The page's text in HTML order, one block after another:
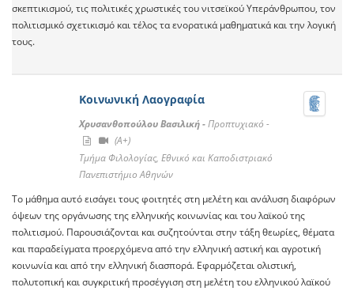
σκεπτικισμού, τις πολιτικές χρωστικές του νιτσεϊκού Υπεράνθρωπου, τον
πολιτισμικό σχετικισμό και τέλος τα ενορατικά μαθηματικά και την λογική
τους.
Κοινωνική Λαογραφία
Χρυσανθοπούλου Βασιλική -Προπτυχιακό -
(A+)
Τμήμα Φιλολογίας, Εθνικό και Καποδιστριακό
Πανεπιστήμιο Αθηνών
Το μάθημα αυτό εισάγει τους φοιτητές στη μελέτη και ανάλυση διαφόρων
όψεων της οργάνωσης της ελληνικής κοινωνίας και του λαϊκού της
πολιτισμού. Παρουσιάζονται και συζητούνται στην τάξη θεωρίες, θέματα
και παραδείγματα προερχόμενα από την ελληνική αστική και αγροτική
κοινωνία και από την ελληνική διασπορά. Εφαρμόζεται ολιστική,
πολυτοπική και συγκριτική προσέγγιση στη μελέτη του ελληνικού λαϊκού